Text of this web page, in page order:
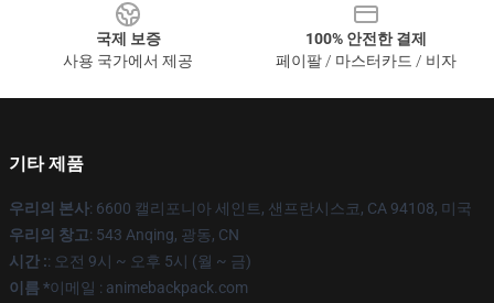
국제 보증
사용 국가에서 제공
100% 안전한 결제
페이팔 / 마스터카드 / 비자
기타 제품
우리의 본사: 6600 캘리포니아 세인트, 샌프란시스코, CA 94108, 미국
우리의 창고: 543 Anqing, 광동, CN
시간 :: 오전 9시 ~ 오후 5시 (월 ~ 금)
이름 *이메일 : animebackpack.com